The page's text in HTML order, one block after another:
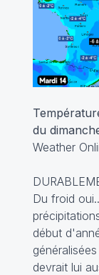
du
Weather
Du froid
début
devrait lui